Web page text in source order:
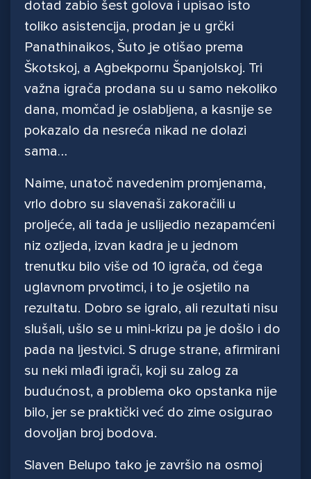
dotad zabio šest golova i upisao isto
toliko asistencija, prodan je u grčki
Panathinaikos, Šuto je otišao prema
Škotskoj, a Agbekpornu Španjolskoj. Tri
važna igrača prodana su u samo nekoliko
dana, momčad je oslabljena, a kasnije se
pokazalo da nesreća nikad ne dolazi
sama…
Naime, unatoč navedenim promjenama,
vrlo dobro su slavenaši zakoračili u
proljeće, ali tada je uslijedio nezapamćeni
niz ozljeda, izvan kadra je u jednom
trenutku bilo više od 10 igrača, od čega
uglavnom prvotimci, i to je osjetilo na
rezultatu. Dobro se igralo, ali rezultati nisu
slušali, ušlo se u mini-krizu pa je došlo i do
pada na ljestvici. S druge strane, afirmirani
su neki mlađi igrači, koji su zalog za
budućnost, a problema oko opstanka nije
bilo, jer se praktički već do zime osigurao
dovoljan broj bodova.
Slaven Belupo tako je završio na osmoj